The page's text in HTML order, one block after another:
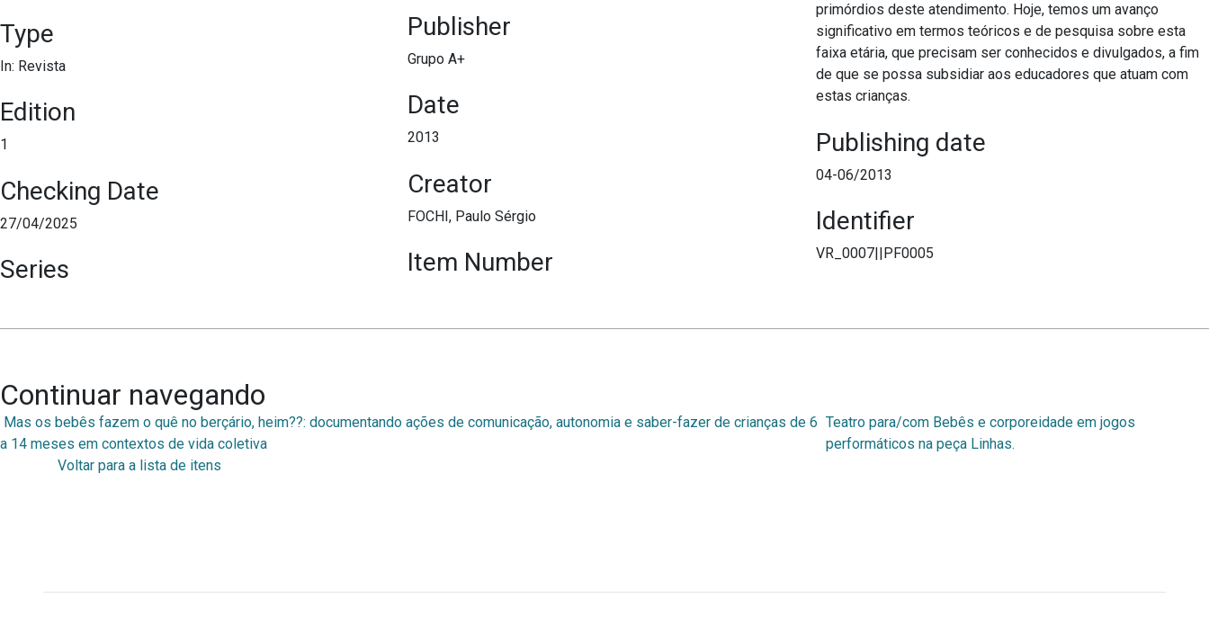
Type
In: Revista
Edition
1
Checking Date
27/04/2025
Series
Publisher
Grupo A+
Date
2013
Creator
FOCHI, Paulo Sérgio
Item Number
primórdios deste atendimento. Hoje, temos um avanço
significativo em termos teóricos e de pesquisa sobre esta
faixa etária, que precisam ser conhecidos e divulgados, a fim
de que se possa subsidiar aos educadores que atuam com
estas crianças.
Publishing date
04-06/2013
Identifier
VR_0007||PF0005
Continuar navegando
Mas os bebês fazem o quê no berçário, heim??: documentando ações de comunicação, autonomia e saber-fazer de crianças de 6
a 14 meses em contextos de vida coletiva
Teatro para/com Bebês e corporeidade em jogos
performáticos na peça Linhas.
Voltar para a lista de itens